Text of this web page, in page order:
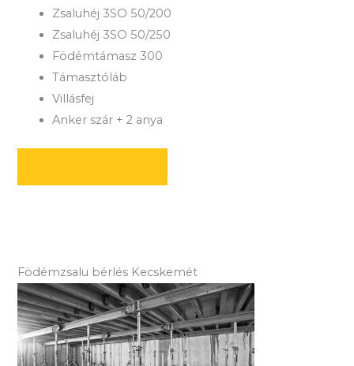
Zsaluhéj 3SO 50/200
Zsaluhéj 3SO 50/250
Födémtámasz 300
Támasztóláb
Villásfej
Anker szár + 2 anya
Födémzsalu bérlés Kecskemét